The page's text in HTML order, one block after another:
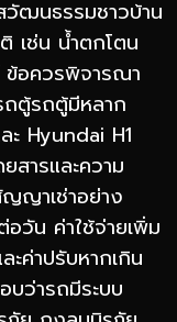
วัฒนธรรมชาวบ้าน
เช่น น้ำตกโตน
ข้อควรพิจารณา
ถตู้รถตู้มีหลาก
Hyundai H1
สารและความ
ญญาเช่าอย่าง
อวัน ค่าใช้จ่ายเพิ่ม
ะค่าปรับหากเกิน
ว่ารถมีระบบ